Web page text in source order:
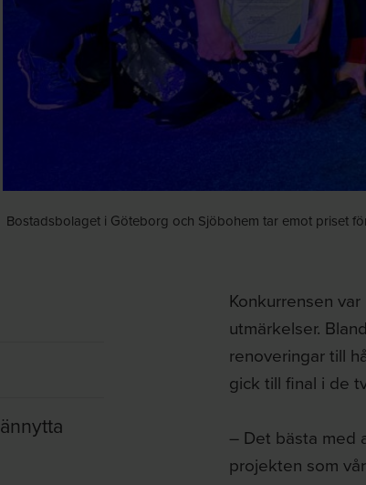
Bostadsbolaget i Göteborg och Sjöbohem tar emot priset
Konkurrensen
utmärkelser.
renoveringar till
gick till final i de
– Det bästa med
projekten som